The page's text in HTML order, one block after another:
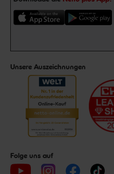
Unsere Auszeichnungen
Folge uns auf